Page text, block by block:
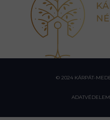
© 2024 KÁRPÁT-
ADATVÉDELEM